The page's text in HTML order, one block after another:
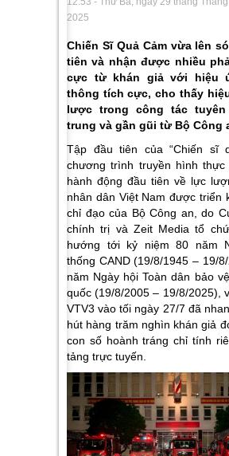
2025
Chiến Sĩ Quả Cảm vừa lên
tiên và nhận được nhiều
cực từ khán giả với hiệu
thông tích cực, cho thấy
lược trong công tác
trung và gần gũi từ Bộ Công
Tập đầu tiên của “Chiến sĩ
chương trình truyền hình
hành động đầu tiên về lực
nhân dân Việt Nam được triển
chỉ đạo của Bộ Công an, do
chính trị và Zeit Media tổ
hướng tới kỷ niệm 80 năm
thống CAND (19/8/1945 – 19/
năm Ngày hội Toàn dân bảo
quốc (19/8/2005 – 19/8/2025),
VTV3 vào tối ngày 27/7 đã
hút hàng trăm nghìn khán giả
con số hoành tráng chỉ tính
tảng trực tuyến.